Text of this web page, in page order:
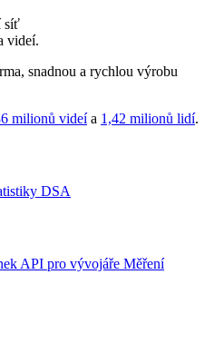
síť
videí.
snadnou a rychlou výrobu
milionů videía 1,42 milionů lidí.
DSA
API pro vývojáře Měření